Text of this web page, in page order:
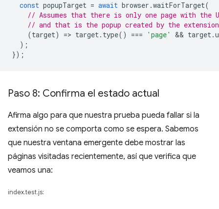
const popupTarget = await browser .waitForTarget(
// Assumes that there is only one page with the
// and that is the popup created by the
(target) => target. type() === 'page' && target.
);
});
Paso 8: Confirma el estado actual
Afirma algo para que nuestra prueba pueda fallar si la
extensión no se comporta como se espera. Sabemos
que nuestra ventana emergente debe mostrar las
páginas visitadas recientemente, así que verifica que
veamos una:
index.test.js: